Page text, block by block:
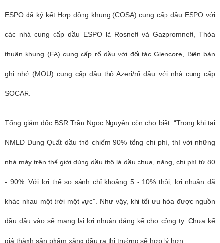
ESPO đã ký kết Hợp đồng khung (COSA) cung cấp dầu ESPO với
các nhà cung cấp dầu ESPO là Rosneft và Gazpromneft, Thỏa
thuận khung (FA) cung cấp rổ dầu với đối tác Glencore, Biên bản
ghi nhớ (MOU) cung cấp dầu thô Azeri/rổ dầu với nhà cung cấp
SOCAR.
Tổng giám đốc BSR Trần Ngọc Nguyên còn cho biết: “Trong khi tại
NMLD Dung Quất dầu thô chiếm 90% tổng chi phí, thì với những
nhà máy trên thế giới dùng dầu thô là dầu chua, nặng, chi phí từ 80
- 90%. Với lợi thế so sánh chỉ khoảng 5 - 10% thôi, lợi nhuận đã
khác nhau một trời một vực”. Như vậy, khi tối ưu hóa được nguồn
dầu đầu vào sẽ mang lại lợi nhuận đáng kể cho công ty. Chưa kể
giá thành sản phẩm xăng dầu ra thị trường sẽ hợp lý hơn.